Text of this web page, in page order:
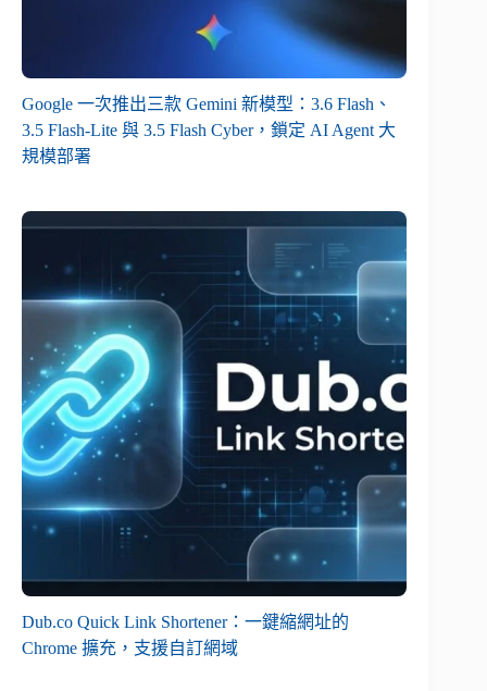
Google 一次推出三款 Gemini 新模型：3.6 Flash、
3.5 Flash-Lite 與 3.5 Flash Cyber，鎖定 AI Agent 大
規模部署
Dub.co Quick Link Shortener：一鍵縮網址的
Chrome 擴充，支援自訂網域